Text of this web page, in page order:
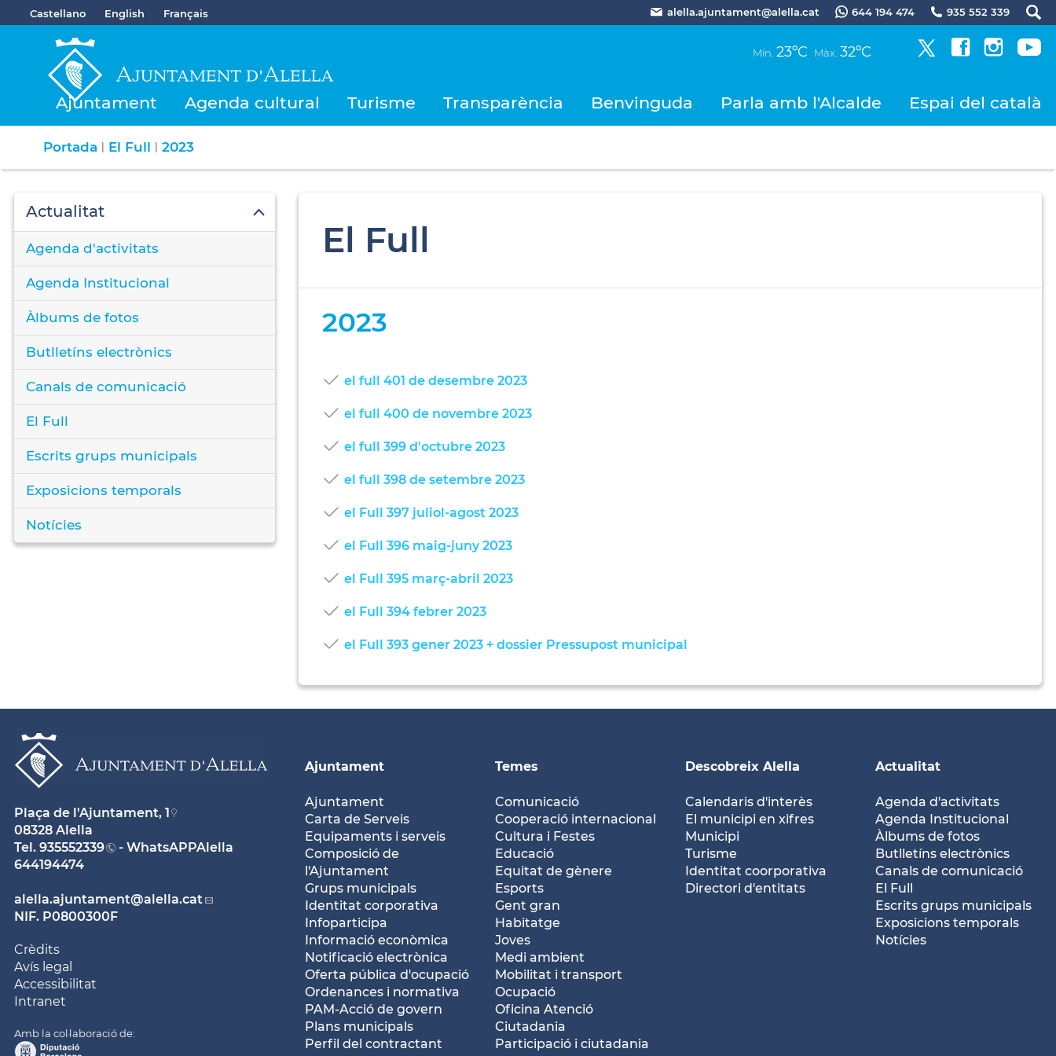
Castellano English Français alella.ajuntament@alella.cat 644 194 474 935 552 339
Mín. 23ºC Màx. 32ºC
Ajuntament Agenda cultural Turisme Transparència Benvinguda Parla amb l'Alcalde Espai del català
Portada | El Full | 2023
Actualitat
Agenda d'activitats
Agenda Institucional
Àlbums de fotos
Butlletíns electrònics
Canals de comunicació
El Full
Escrits grups municipals
Exposicions temporals
Notícies
El Full
2023
el full 401 de desembre 2023
el full 400 de novembre 2023
el full 399 d'octubre 2023
el full 398 de setembre 2023
el Full 397 juliol-agost 2023
el Full 396 maig-juny 2023
el Full 395 març-abril 2023
el Full 394 febrer 2023
el Full 393 gener 2023 + dossier Pressupost municipal
Ajuntament
Ajuntament
Carta de Serveis
Equipaments i serveis
Composició de
l'Ajuntament
Grups municipals
Identitat corporativa
Infoparticipa
Informació econòmica
Notificació electrònica
Oferta pública d'ocupació
Ordenances i normativa
PAM-Acció de govern
Plans municipals
Perfil del contractant
Temes
Comunicació
Cooperació internacional
Cultura i Festes
Educació
Equitat de gènere
Esports
Gent gran
Habitatge
Joves
Medi ambient
Mobilitat i transport
Ocupació
Oficina Atenció
Ciutadania
Participació i ciutadania
Descobreix Alella
Calendaris d'interès
El municipi en xifres
Municipi
Turisme
Identitat coorporativa
Directori d'entitats
Actualitat
Agenda d'activitats
Agenda Institucional
Àlbums de fotos
Butlletíns electrònics
Canals de comunicació
El Full
Escrits grups municipals
Exposicions temporals
Notícies
Plaça de l'Ajuntament, 1
08328 Alella
Tel. 935552339
- WhatsAPPAlella
644194474
alella.ajuntament@alella.cat
NIF. P0800300F
Crèdits
Avís legal
Accessibilitat
Intranet
Amb la col·laboració de: